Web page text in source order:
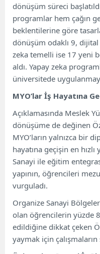
dönüşüm süreci
programlar hem çağın
beklentilerine göre
dönüşüm odaklı 9, dijital
zeka temelli ise 17 yeni
aldı. Yapay zeka
üniversitede
MYO’lar İş Hayatına
Açıklamasında Meslek
dönüşüme de değinen
MYO’ların yalnızca bir
hayatına geçişin en
Sanayi ile eğitim
yapının, öğrencileri
vurguladı.
Organize Sanayi
olan öğrencilerin yüzde
edildiğine dikkat çeken
yaymak için